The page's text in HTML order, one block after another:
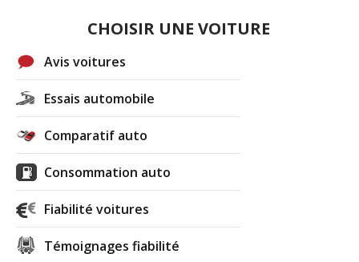
CHOISIR UNE VOITURE
Avis voitures
Essais automobile
Comparatif auto
Consommation auto
Fiabilité voitures
Témoignages fiabilité